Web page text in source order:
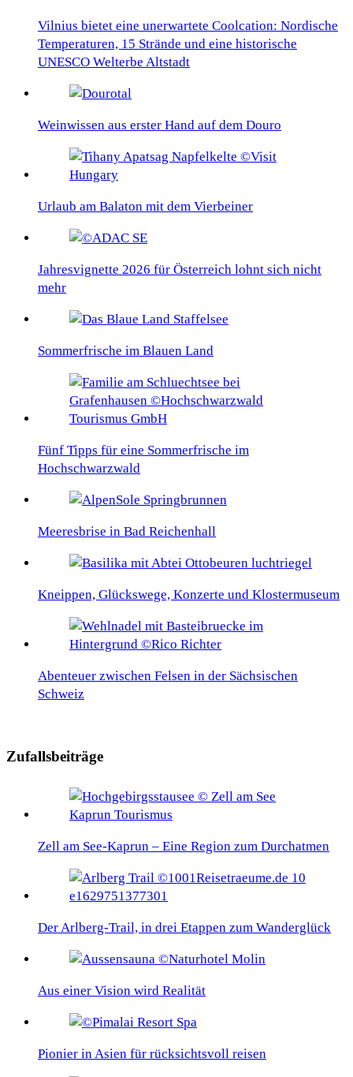
Vilnius bietet eine unerwartete Coolcation: Nordische
Temperaturen, 15 Strände und eine historische
UNESCO Welterbe Altstadt
Weinwissen aus erster Hand auf dem Douro
Urlaub am Balaton mit dem Vierbeiner
Jahresvignette 2026 für Österreich lohnt sich nicht
mehr
Sommerfrische im Blauen Land
Fünf Tipps für eine Sommerfrische im
Hochschwarzwald
Meeresbrise in Bad Reichenhall
Kneippen, Glückswege, Konzerte und Klostermuseum
Abenteuer zwischen Felsen in der Sächsischen
Schweiz
Zufallsbeiträge
Zell am See-Kaprun – Eine Region zum Durchatmen
Der Arlberg-Trail, in drei Etappen zum Wanderglück
Aus einer Vision wird Realität
Pionier in Asien für rücksichtsvoll reisen